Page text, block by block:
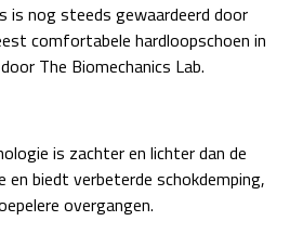
is nog steeds gewaardeerd door
comfortabele hardloopschoen in
The Biomechanics Lab.
is zachter en lichter dan de
en biedt verbeterde schokdemping,
overgangen.